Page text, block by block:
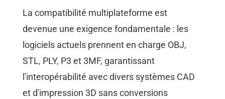
La compatibilité multiplateforme est
devenue une exigence fondamentale : les
logiciels actuels prennent en charge OBJ,
STL, PLY, P3 et 3MF, garantissant
l'interopérabilité avec divers systèmes CAD
et d'impression 3D sans conversions